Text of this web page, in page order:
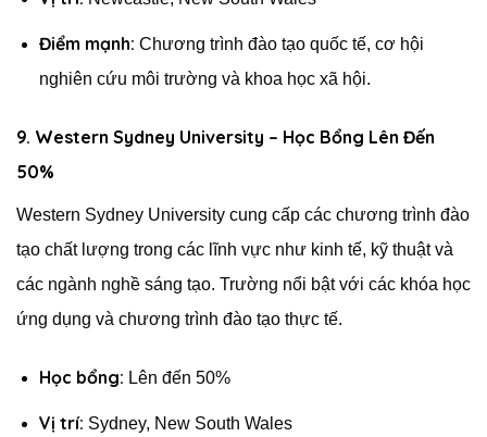
Điểm mạnh: Chương trình đào tạo quốc tế, cơ hội
nghiên cứu môi trường và khoa học xã hội.
9. Western Sydney University – Học Bổng Lên Đến
50%
Western Sydney University cung cấp các chương trình đào
tạo chất lượng trong các lĩnh vực như kinh tế, kỹ thuật và
các ngành nghề sáng tạo. Trường nổi bật với các khóa học
ứng dụng và chương trình đào tạo thực tế.
Học bổng: Lên đến 50%
Vị trí: Sydney, New South Wales